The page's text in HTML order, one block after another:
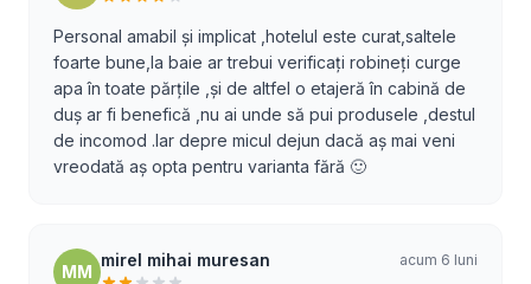
Personal amabil și implicat ,hotelul este curat,saltele
foarte bune,la baie ar trebui verificați robineți curge
apa în toate părțile ,și de altfel o etajeră în cabină de
duș ar fi benefică ,nu ai unde să pui produsele ,destul
de incomod .Iar depre micul dejun dacă aș mai veni
vreodată aș opta pentru varianta fără 🙂
MM
mirel mihai muresan acum 6 luni